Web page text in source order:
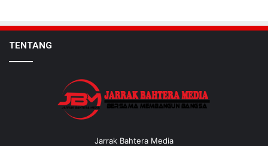
TENTANG
Jarrak Bahtera Media